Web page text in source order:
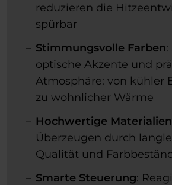
reduzieren die
spürbar
Stimmungsvolle Farben:
optische Akzente und
Atmosphäre: von kühler
zu wohnlicher Wärme
Hochwertige Materialien
Überzeugen durch
Qualität und
Smarte Steuerung: